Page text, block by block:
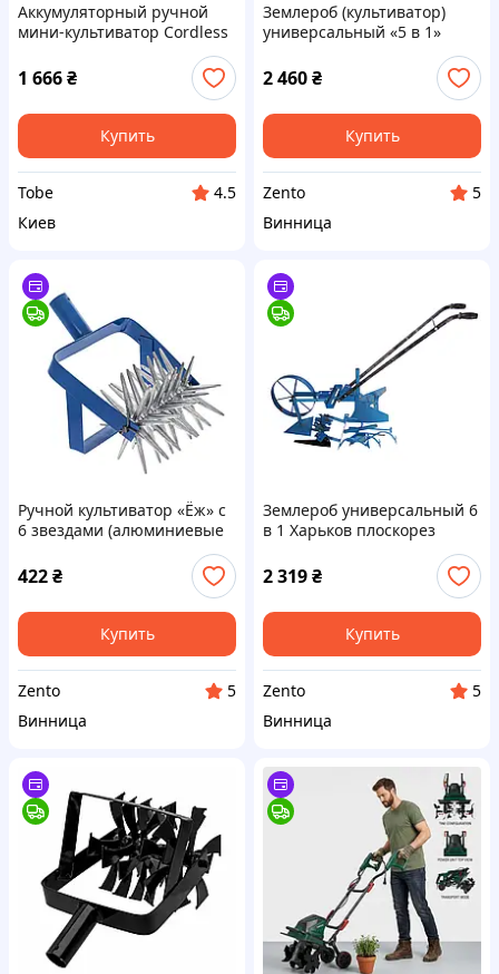
Аккумуляторный ручной
мини-культиватор Cordless
Handheld Tiller Cultivator,
голубой Лучшая цена
1 666₴
Купить
Tobe
4.5
Киев
Землероб (культиватор)
универсальный «5 в 1»
2 460₴
Купить
Zento
5
Винница
Ручной культиватор «Ёж» с
6 звездами (алюминиевые
звездочки) для рыхления и
аэрации почвы
422₴
Купить
Zento
5
Винница
Землероб универсальный 6
в 1 Харьков плоскорез
межрядник
борознообразователь
рыхлитель
2 319₴
Купить
Zento
5
Винница